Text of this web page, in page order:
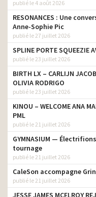
publié le 4 août 2026
RESONANCES : Une
Anne-Sophie Pic
publié le 27 juillet 2026
SPLINE PORTE SQUEEZIE
publié le 23 juillet 2026
BIRTH LX – CARLIJN
OLIVIA RODRIGO
publié le 23 juillet 2026
KINOU – WELCOME ANA
PML
publié le 21 juillet 2026
GYMNASIUM —
tournage
publié le 21 juillet 2026
CaleSon accompagne
publié le 21 juillet 2026
JESSE JAMES MCELROY